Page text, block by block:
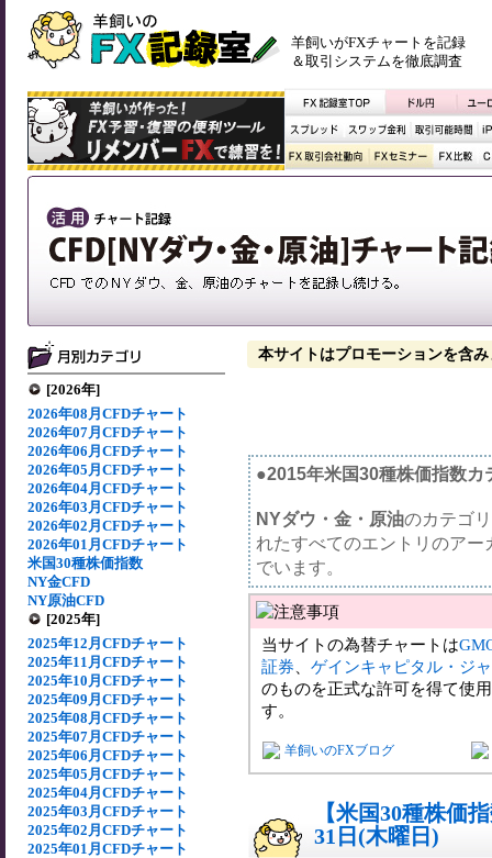
羊飼いがFXチャートを記録
＆取引システムを徹底調査
[2026年]
2026年08月CFDチャート
2026年07月CFDチャート
2026年06月CFDチャート
2026年05月CFDチャート
2026年04月CFDチャート
2026年03月CFDチャート
2026年02月CFDチャート
2026年01月CFDチャート
米国30種株価指数
NY金CFD
NY原油CFD
[2025年]
2025年12月CFDチャート
2025年11月CFDチャート
2025年10月CFDチャート
2025年09月CFDチャート
2025年08月CFDチャート
2025年07月CFDチャート
2025年06月CFDチャート
2025年05月CFDチャート
2025年04月CFDチャート
2025年03月CFDチャート
2025年02月CFDチャート
2025年01月CFDチャート
本サイトはプロモーションを含み
●2015年米国30種株価指数カ
NYダウ・金・原油のカテゴリ
れたすべてのエントリのア
でいます。
当サイトの為替チャートは
証券
ゲインキャピタル・ジ
のものを正式な許可を得て使
す。
羊飼いのFXブログ
【米国30種株価
31日(木曜日)